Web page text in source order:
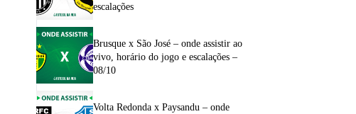
escalações
Brusque x São José – onde assistir ao
vivo, horário do jogo e escalações –
08/10
Volta Redonda x Paysandu – onde